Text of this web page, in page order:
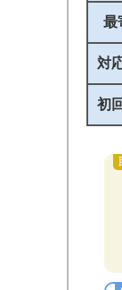
最
対
初